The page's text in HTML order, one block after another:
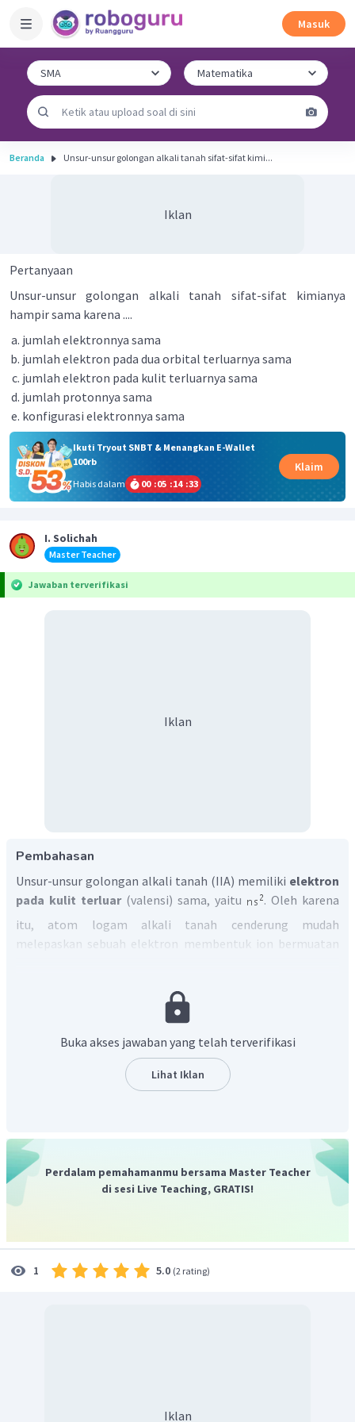
Masuk
Beranda Unsur-unsur golongan alkali tanah sifat-sifat kimi...
Iklan
Pertanyaan
Unsur-unsur golongan alkali tanah sifat-sifat kimianya
hampir sama karena ....
jumlah elektronnya sama
jumlah elektron pada dua orbital terluarnya sama
jumlah elektron pada kulit terluarnya sama
jumlah protonnya sama
konfigurasi elektronnya sama
Ikuti Tryout SNBT & Menangkan E-Wallet
100rb
Habis dalam
00 :05 :14 :33
Klaim
I. Solichah
Master Teacher
Jawaban terverifikasi
Iklan
Pembahasan
Unsur-unsur golongan alkali tanah (IIA) memiliki elektron
pada kulit terluar(valensi) sama, yaitu
. Oleh karena
itu, atom logam alkali tanah cenderung mudah
melepaskan sebuah elektron membentuk ion bermuatan
sifat kimianya hampir sama karena
Jadi, jawaban yang tepat adalah C.
Buka akses jawaban yang telah terverifikasi
Lihat Iklan
Perdalam pemahamanmu bersama Master Teacher
di sesi Live Teaching, GRATIS!
1 5.0 (2 rating)
Iklan